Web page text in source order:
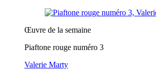
Œuvre de la semaine
Piaftone rouge numéro 3
Valerie Marty